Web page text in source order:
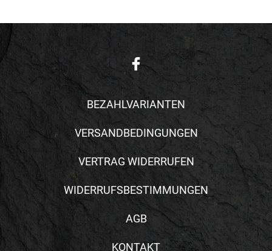
BEZAHLVARIANTEN
VERSANDBEDINGUNGEN
VERTRAG WIDERRUFEN
WIDERRUFSBESTIMMUNGEN
AGB
KONTAKT